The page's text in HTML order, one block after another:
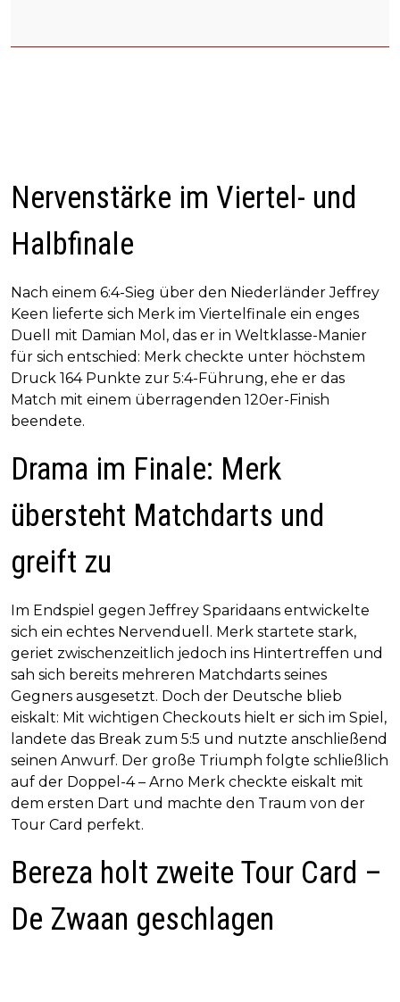
Nervenstärke im Viertel- und
Halbfinale
Nach einem 6:4-Sieg über den Niederländer Jeffrey
Keen lieferte sich Merk im Viertelfinale ein enges
Duell mit Damian Mol, das er in Weltklasse-Manier
für sich entschied: Merk checkte unter höchstem
Druck 164 Punkte zur 5:4-Führung, ehe er das
Match mit einem überragenden 120er-Finish
beendete.
Drama im Finale: Merk
übersteht Matchdarts und
greift zu
Im Endspiel gegen Jeffrey Sparidaans entwickelte
sich ein echtes Nervenduell. Merk startete stark,
geriet zwischenzeitlich jedoch ins Hintertreffen und
sah sich bereits mehreren Matchdarts seines
Gegners ausgesetzt. Doch der Deutsche blieb
eiskalt: Mit wichtigen Checkouts hielt er sich im Spiel,
landete das Break zum 5:5 und nutzte anschließend
seinen Anwurf. Der große Triumph folgte schließlich
auf der Doppel-4 – Arno Merk checkte eiskalt mit
dem ersten Dart und machte den Traum von der
Tour Card perfekt.
Bereza holt zweite Tour Card –
De Zwaan geschlagen